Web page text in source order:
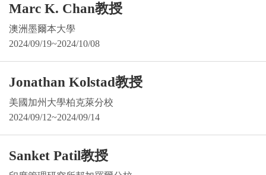
Marc K. Chan教授
澳洲墨爾本大學
2024/09/19~2024/10/08
Jonathan Kolstad教授
美國加州大學柏克萊分校
2024/09/12~2024/09/14
Sanket Patil教授